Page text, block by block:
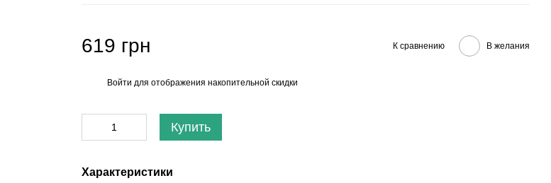
619 грн К сравнению В желания
Войти для отображения накопительной скидки
Купить
Характеристики